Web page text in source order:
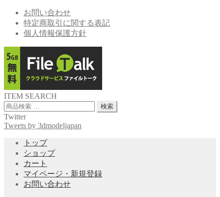
お問い合わせ
特定商取引に関する表記
個人情報保護方針
ITEM SEARCH
検
索
対
検索
Twitter
Tweets by 3dmodeljapan
トップ
ショップ
カート
マイページ・新規登録
お問い合わせ